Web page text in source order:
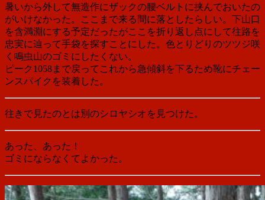
暑いから外して無造作にザックの腰ベルトに挟んでおいたの
がいけなかった。ここまで来る間に落としたらしい。下山口
を含満淵にする予定だったがここを折り返し点にして往路を
忠実に辿って手袋を探すことにした。色とりどりのツツジ咲
く鳴虫山のゴミにしたくない。
ピーク1058まで戻ってこれから急傾斜を下るため靴にチェー
ンスパイクを装着した。
往きで見たのとは別のシロヤシオを見つけた。
あった、あった！
ゴミにならなくてよかった。